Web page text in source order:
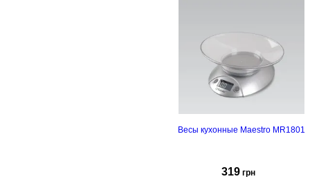
Весы кухонные Maestro MR1801
319 грн